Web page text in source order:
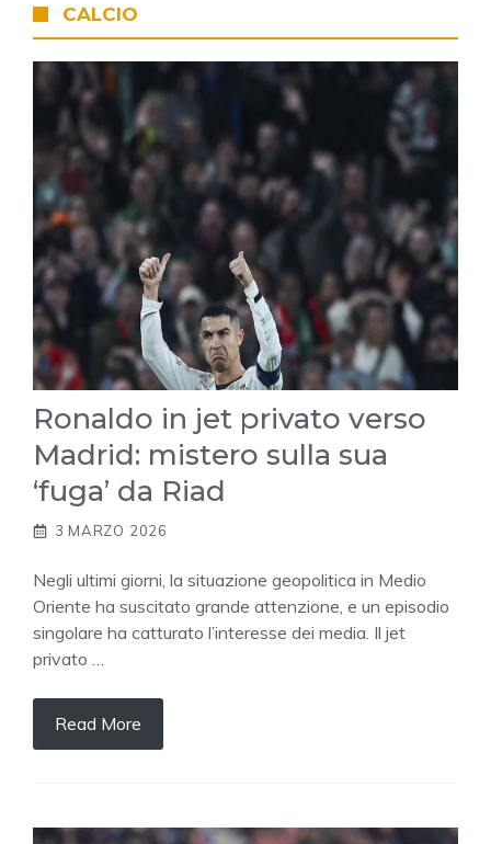
CALCIO
Ronaldo in jet privato verso
Madrid: mistero sulla sua
‘fuga’ da Riad
3 MARZO 2026
Negli ultimi giorni, la situazione geopolitica in Medio
Oriente ha suscitato grande attenzione, e un episodio
singolare ha catturato l’interesse dei media. Il jet
privato …
Read More